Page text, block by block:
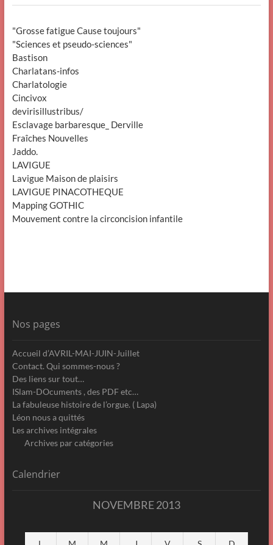
"Grosse fatigue Cause toujours"
"Sciences et pseudo-sciences"
Bastison
Charlatans-infos
Charlatologie
Cincivox
devirisillustribus/
Esclavage barbaresque_ Derville
Fraîches Nouvelles
Jaddo.
LAVIGUE
Lavigue Maison de plaisirs
LAVIGUE PINACOTHEQUE
Mapping GOTHIC
Mouvement contre la circoncision infantile
Nos pages
Accueil d’AVRIL-MAI-JUIN-Juillet
Contact. Qui sommes-nous ?
Des liens sur tout…
ISlam-DOcuments , des PDF etc…
La fabuleuse histoire de l’orgue. ( Lapa)
Léon nous a quittés
Les archives intégrales
Archives par catégories
Calendrier
NOVEMBRE 2013